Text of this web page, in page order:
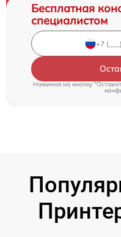
Бесплатная
специалистом
Нажимая на кнопку